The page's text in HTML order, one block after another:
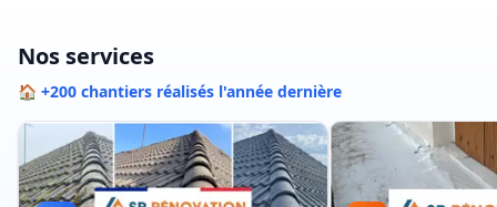
Nos services
🏠 +200 chantiers réalisés l'année dernière